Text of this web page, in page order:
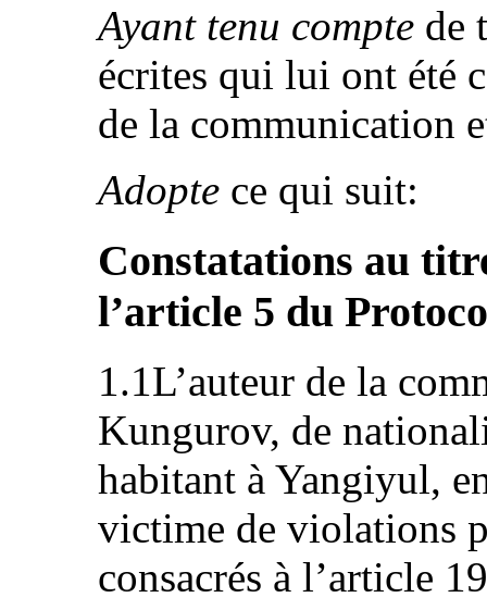
Ayant tenu compte de
écrites qui lui ont été
de la communication
Adopte ce qui suit:
Constatations au
l’article 5 du
1.1L’auteur de la
Kungurov, de
habitant à Yangiyul,
victime de violations
consacrés à l’article